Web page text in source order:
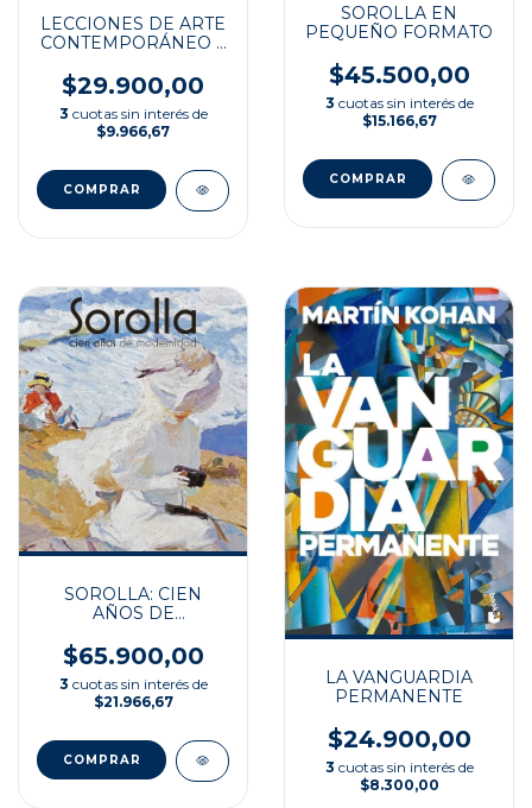
LECCIONES DE ARTE
CONTEMPORÁNEO Y
$29.900,00
3 cuotas sin interés de
$9.966,67
SOROLLA EN
PEQUEÑO FORMATO
$45.500,00
3 cuotas sin interés de
$15.166,67
SOROLLA: CIEN
AÑOS DE
$65.900,00
3 cuotas sin interés de
$21.966,67
LA VANGUARDIA
PERMANENTE
$24.900,00
3 cuotas sin interés de
$8.300,00